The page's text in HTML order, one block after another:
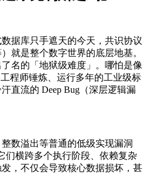
据库只手遮天的今天，共识协议
）就是整个数字世界的底层地基。
名的「地狱级难度」。哪怕是像
程师锤炼、运行多年的工业级标
直流的 Deep Bug（深层逻辑漏
数溢出等普通的低级实现漏洞
们横跨多个执行阶段、依赖复杂
，不仅会导致核心数据损坏，甚